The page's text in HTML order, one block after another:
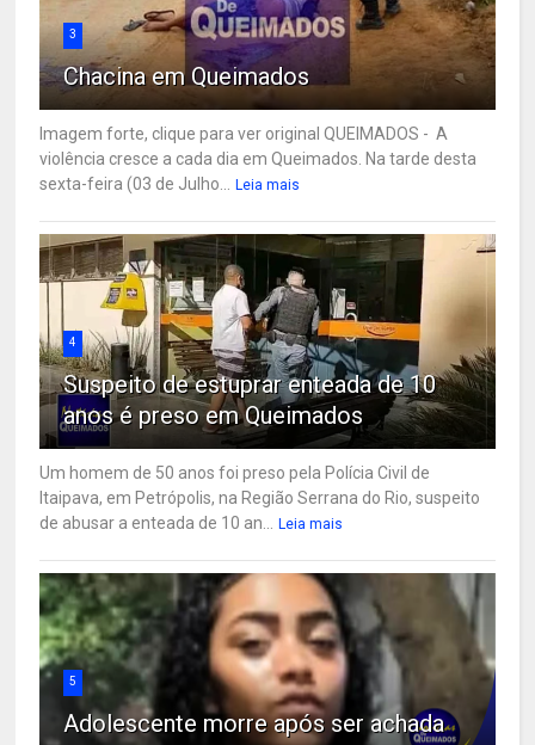
3
Chacina em Queimados
Imagem forte, clique para ver original QUEIMADOS - A
violência cresce a cada dia em Queimados. Na tarde desta
sexta-feira (03 de Julho...
Leia mais
4
Suspeito de estuprar enteada de 10
anos é preso em Queimados
Um homem de 50 anos foi preso pela Polícia Civil de
Itaipava, em Petrópolis, na Região Serrana do Rio, suspeito
de abusar a enteada de 10 an...
Leia mais
5
Adolescente morre após ser achada